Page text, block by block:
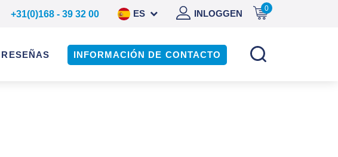
0
INLOGGEN
ES
DE
+31(0)168 - 39 32 00
RESEÑAS INFORMACIÓN DE CONTACTO